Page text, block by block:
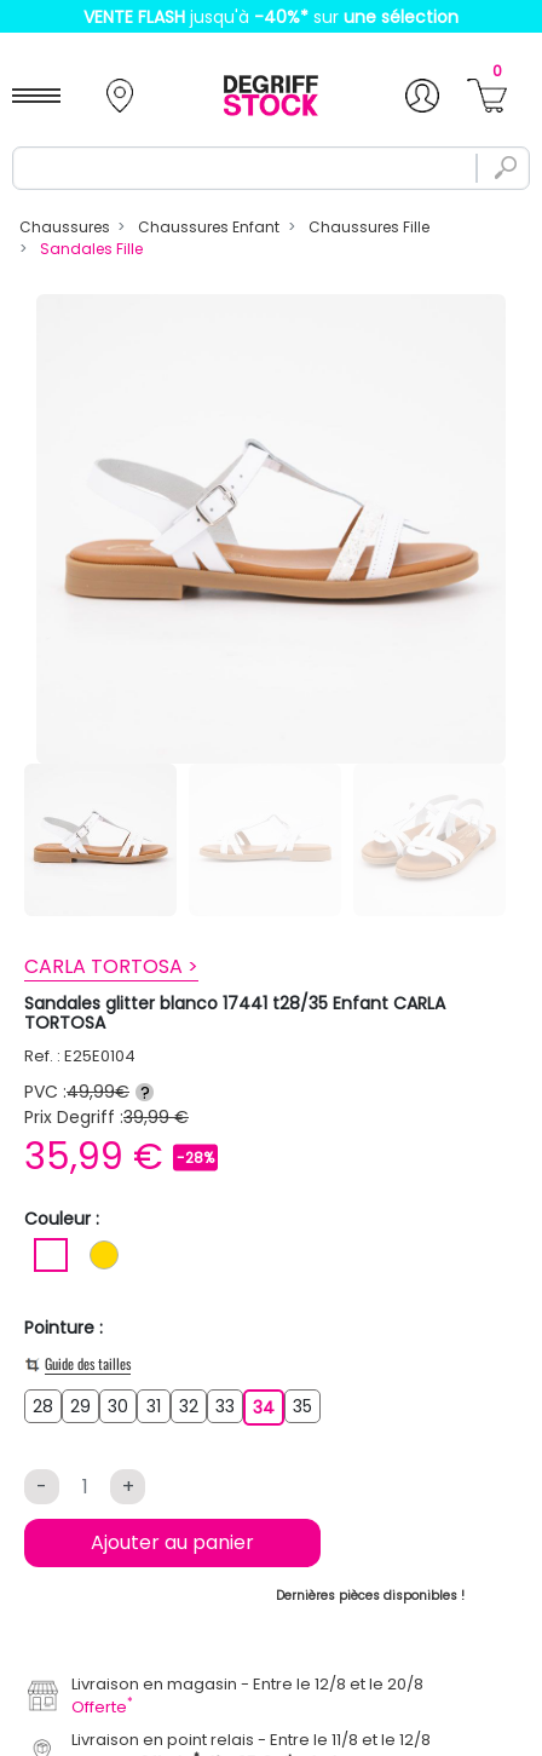
VENTE FLASH jusqu'à -40%* sur une sélection
0
Chaussures Chaussures Enfant
Chaussures Fille
Sandales Fille
CARLA TORTOSA >
Sandales glitter blanco 17441 t28/35 Enfant CARLA
TORTOSA
Ref. : E25E0104
PVC :49,99€ ?
Prix Degriff :39,99 €
35,99 € -28%
Couleur :
BLANCOR
Pointure :
Guide des tailles
28 2829 2930 3031 323233 343435
- +
Ajouter au panier
Dernières pièces disponibles !
Livraison en magasin
Entre le 12/8 et le 20/8
Offerte*
Livraison en point relais
Entre le 11/8 et le 12/8